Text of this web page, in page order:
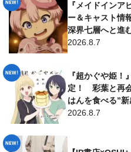
『メイドインア
ー＆キャスト情
深界七層へと進
2026.8.7
『超かぐや姫！
定！ 彩葉と再
はんを食べる”
2026.8.7